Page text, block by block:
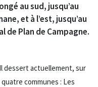
au sud, jusqu’au
et à l’est, jusqu’au
de Plan de Campagne.
dessert actuellement, sur
communes : Les